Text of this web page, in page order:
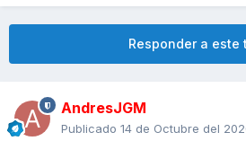
Responder a este
AndresJGM
Publicado 14 de Octubre del